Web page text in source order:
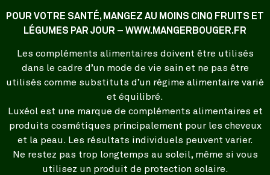
POUR VOTRE SANTÉ, MANGEZ AU MOINS CINQ FRUITS ET
LÉGUMES PAR JOUR – WWW.MANGERBOUGER.FR
Les compléments alimentaires doivent être utilisés
dans le cadre d’un mode de vie sain et ne pas être
utilisés comme substituts d’un régime alimentaire varié
et équilibré.
Luxéol est une marque de compléments alimentaires et
produits cosmétiques principalement pour les cheveux
et la peau. Les résultats individuels peuvent varier.
Ne restez pas trop longtemps au soleil, même si vous
utilisez un produit de protection solaire.